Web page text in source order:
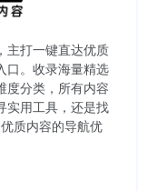
主打一键直达优质
口。​收录海量精选
度分类，所有内容
实用工具，还是找
质内容的导航优